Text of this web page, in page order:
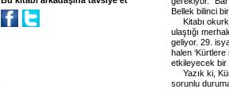
Bellek bilinci bir
Kitabı
ulaştığı
geliyor. 29.
halen ‘Kürtlere
etkileyecek bir
Yazık ki,
sorunlu